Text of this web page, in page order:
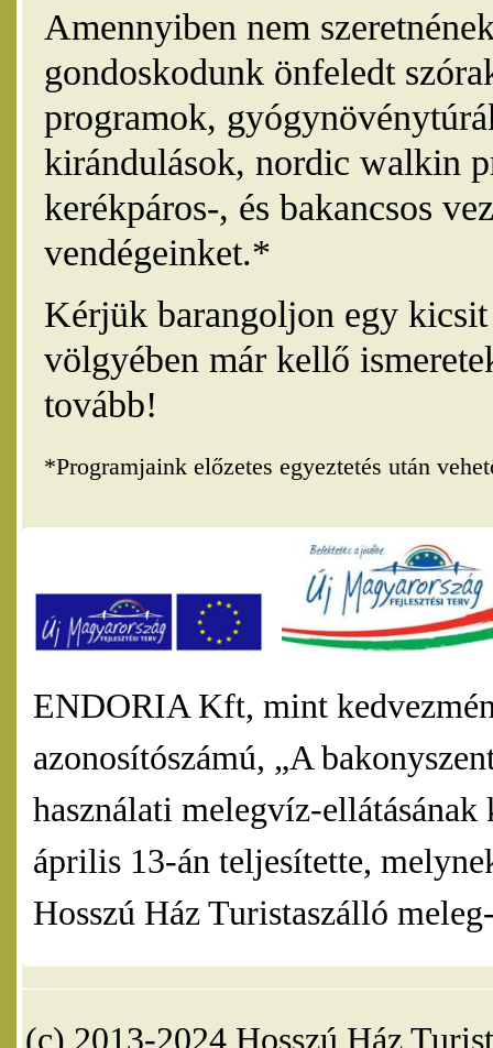
Amennyiben nem
gondoskodunk önfeledt
programok,
kirándulások, nordic walkin
kerékpáros-, és bakancsos
vendégeinket.*
Kérjük barangoljon egy
völgyében már kellő
tovább!
*Programjaink előzetes egyeztetés után
ENDORIA Kft, mint
azonosítószámú, „A
használati melegvíz-
április 13-án teljesítette,
Hosszú Ház Turistaszálló
(c) 2013-2024 Hosszú Ház